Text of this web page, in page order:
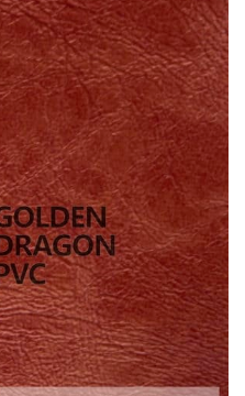
Add to
Wishlist